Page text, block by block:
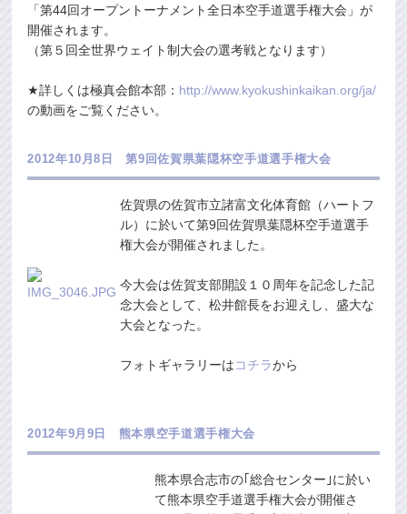
「第44回オープントーナメント全日本空手道選手権大会」が
開催されます。
（第５回全世界ウェイト制大会の選考戦となります）
★詳しくは極真会館本部： http://www.kyokushinkaikan.org/ja/
の動画をご覧ください。
2012年10月8日 第9回佐賀県葉隠杯空手道選手権大会
佐賀県の佐賀市立諸富文化体育館（ハートフ
ル）に於いて第9回佐賀県葉隠杯空手道選手
権大会が開催されました。
今大会は佐賀支部開設１０周年を記念した記
念大会として、松井館長をお迎えし、盛大な
大会となった。
フォトギャラリーはコチラから
2012年9月9日 熊本県空手道選手権大会
熊本県合志市の｢総合センター｣に於い
て熊本県空手道選手権大会が開催さ